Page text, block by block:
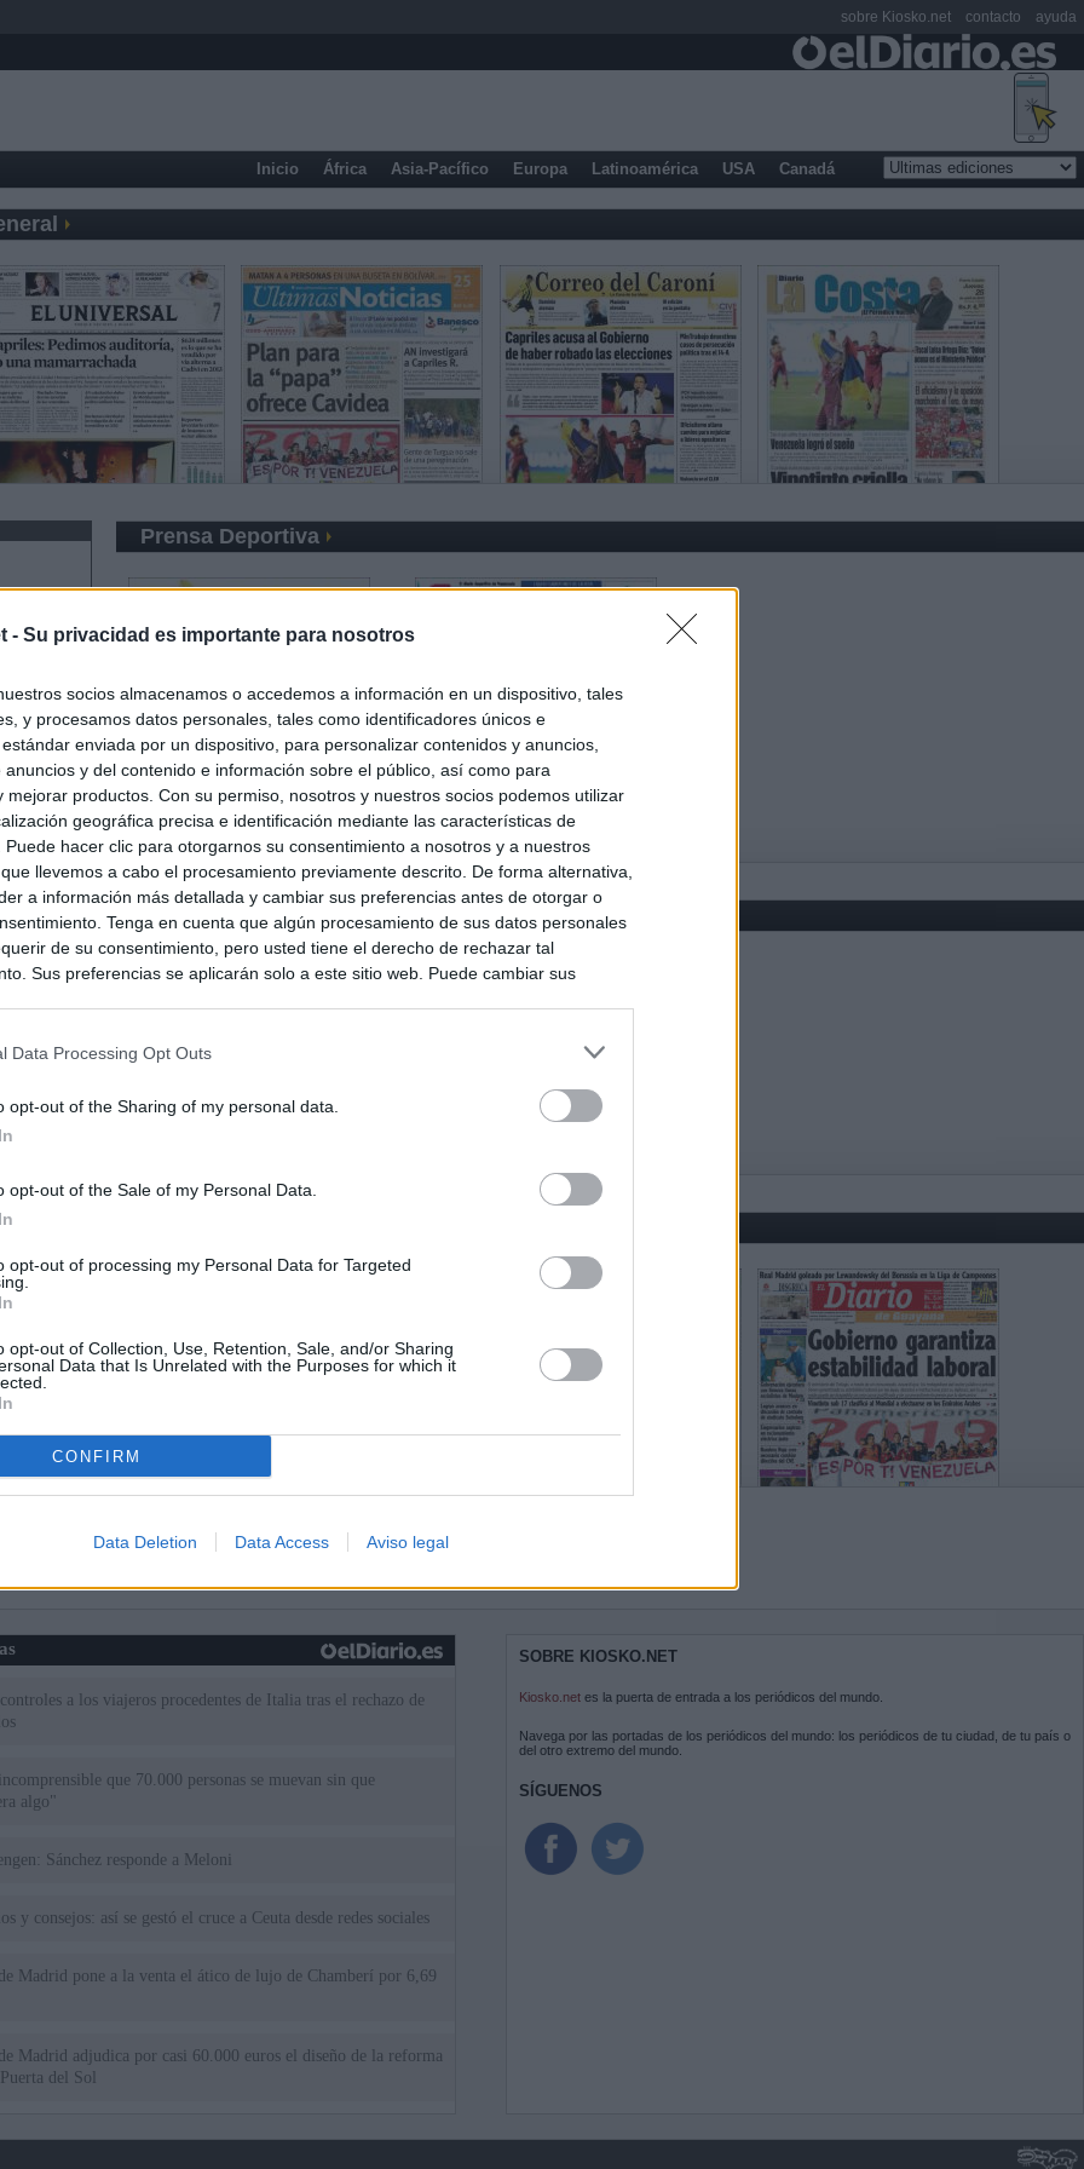
- Su privacidad es importante para nosotros
socios almacenamos o accedemos a información en un dispositivo, tales
y procesamos datos personales, tales como identificadores únicos e
enviada por un dispositivo, para personalizar contenidos y anuncios,
anuncios y del contenido e información sobre el público, así como para
mejorar productos. Con su permiso, nosotros y nuestros socios podemos utilizar
geográfica precisa e identificación mediante las características de
Puede hacer clic para otorgarnos su consentimiento a nosotros y a nuestros
llevemos a cabo el procesamiento previamente descrito. De forma alternativa,
a información más detallada y cambiar sus preferencias antes de otorgar o
Tenga en cuenta que algún procesamiento de sus datos personales
de su consentimiento, pero usted tiene el derecho de rechazar tal
Sus preferencias se aplicarán solo a este sitio web. Puede cambiar sus
Data Processing Opt Outs
opt-out of the Sharing of my personal data.
opt-out of the Sale of my Personal Data.
opt-out of processing my Personal Data for Targeted
opt-out of Collection, Use, Retention, Sale, and/or Sharing
Data that Is Unrelated with the Purposes for which it
CONFIRM
Data Deletion Data Access Aviso legal
Inicio África Asia-Pacífico Europa Latinoamérica USA Canadá
Prensa Deportiva
controles a los viajeros procedentes de Italia tras el rechazo de
que 70.000 personas se muevan sin que
algo"
a Schengen: Sánchez responde a Meloni
y consejos: así se gestó el cruce a Ceuta desde redes sociales
Madrid pone a la venta el ático de lujo de Chamberí por 6,69
Madrid adjudica por casi 60.000 euros el diseño de la reforma
del Sol
SOBRE KIOSKO.NET
Kiosko.net es la puerta de entrada a los periódicos del mundo.
Navega por las portadas de los periódicos del mundo: los periódicos de tu ciudad, de tu país o
del otro extremo del mundo.
SÍGUENOS
sobre Kiosko.net contacto ayuda